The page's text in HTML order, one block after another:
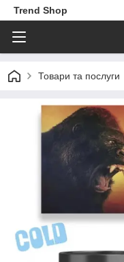
Trend Shop
Товари та послуги